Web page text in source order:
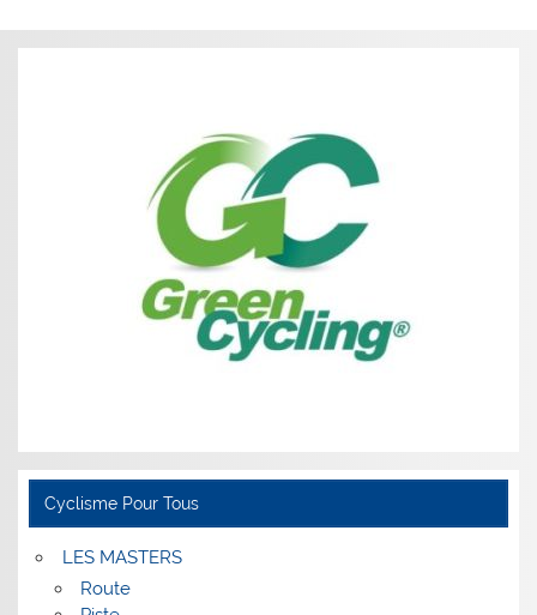
l’article
Cyclisme Pour Tous
LES MASTERS
Route